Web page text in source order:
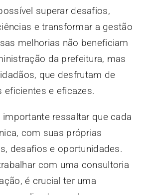
superar desafios,
e transformar a gestão
melhorias não beneficiam
da prefeitura, mas
que desfrutam de
eficientes e eficazes.
importante ressaltar que cada
com suas próprias
desafios e oportunidades.
com uma consultoria
é crucial ter uma